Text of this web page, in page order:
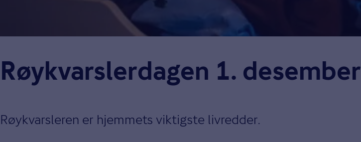
Røykvarslerdagen 1. desember
Røykvarsleren er hjemmets viktigste livredder.